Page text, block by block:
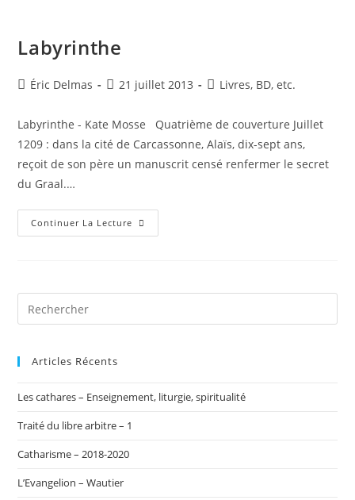
Labyrinthe
Auteur/autrice
la
publication :
Éric Delmas
Publication
21 juillet 2013
PostLivres, BD, etc.
Labyrinthe - Kate Mosse Quatrième de couverture Juillet
1209 : dans la cité de Carcassonne, Alaïs, dix-sept ans,
reçoit de son père un manuscrit censé renfermer le secret
du Graal.…
Continuer La Lecture Labyrinthe
Articles Récents
Les cathares – Enseignement, liturgie, spiritualité
Traité du libre arbitre – 1
Catharisme – 2018-2020
L’Evangelion – Wautier